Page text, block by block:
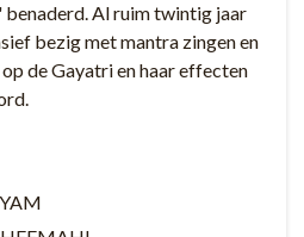
benaderd. Al ruim twintig jaar
bezig met mantra zingen en
de Gayatri en haar effecten